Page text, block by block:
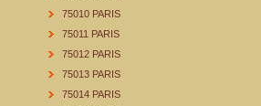
75010 PARIS
75011 PARIS
75012 PARIS
75013 PARIS
75014 PARIS